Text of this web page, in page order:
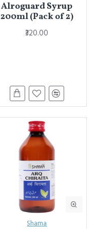
Alroguard Syrup
200ml (Pack of 2)
₹320.00
Shama